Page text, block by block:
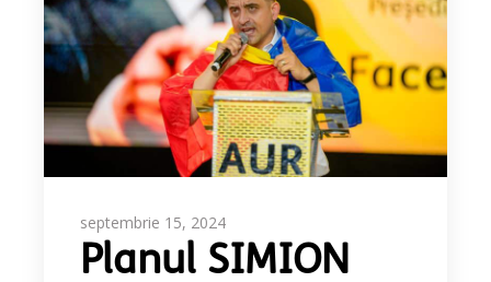
septembrie 15, 2024
Planul SIMION